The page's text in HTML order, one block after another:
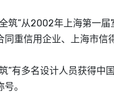
”从2002年上海第一届
同重信用企业、上海市信
”有多名设计人员获得中
。